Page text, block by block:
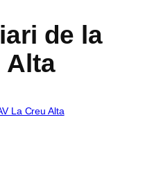
de la
Alta
La Creu Alta